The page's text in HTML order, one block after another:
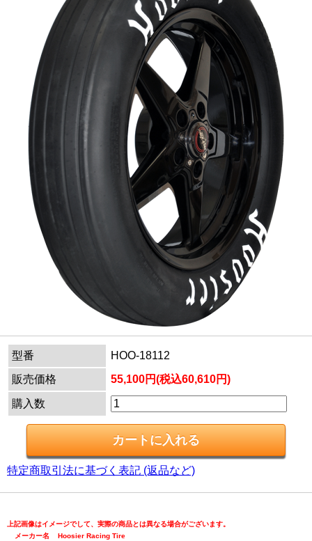
型番
HOO-18112
販売価格
55,100円(税込60,610円)
購入数
特定商取引法に基づく表記 (返品など)
上記画像はイメージでして、実際の商品とは異なる場合がございます。
メーカー名
Hoosier Racing Tire